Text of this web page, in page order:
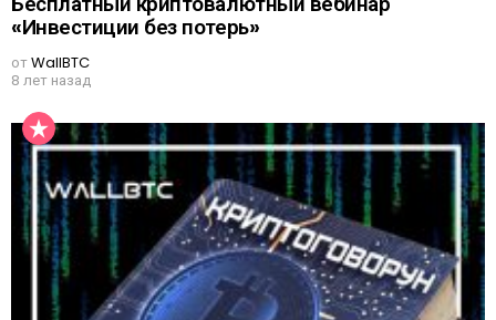
«Инвестиции без потерь»
отWallBTC
8 лет назад